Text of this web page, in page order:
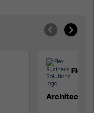
Flex
Architect